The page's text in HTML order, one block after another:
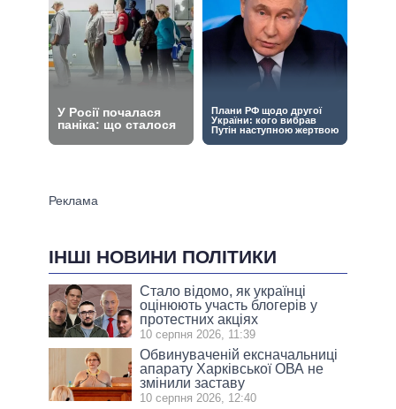
ІНШІ НОВИНИ ПОЛІТИКИ
Стало відомо, як українці
оцінюють участь блогерів у
протестних акціях
10 серпня 2026, 11:39
Обвинуваченій ексначальниці
апарату Харківської ОВА не
змінили заставу
10 серпня 2026, 12:40